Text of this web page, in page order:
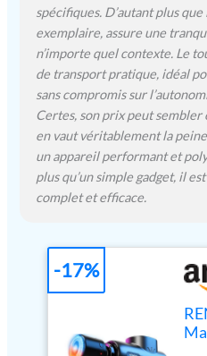
spécifiques. D’autant plus
exemplaire, assure une
n’importe quel contexte. Le
de transport pratique, idéal
sans compromis sur
Certes, son prix peut sembler
en vaut véritablement la
un appareil performant et
plus qu’un simple gadget, il
complet et efficace.
-17%